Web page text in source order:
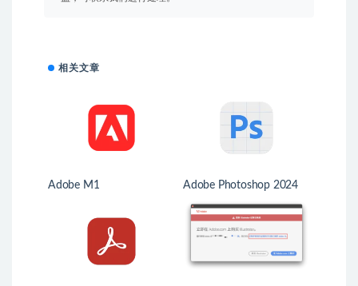
相关文章
Adobe M1
Adobe Photoshop 2024